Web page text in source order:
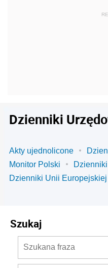
Dzienniki
Akty ujednolicone
Monitor Polski
Dzienniki Unii Europejskiej
Szukaj